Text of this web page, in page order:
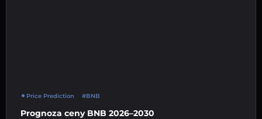
Price Prediction #BNB
Prognoza ceny BNB 2026–2030